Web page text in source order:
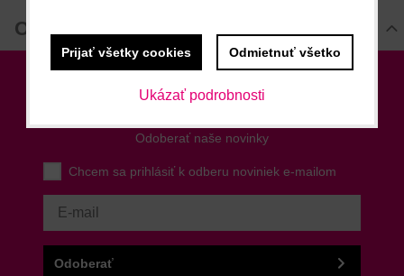
Zatiaľ nie sú žiadne komentáre! Buďte prvý!
Otázka k produktu
Nová otázka k produktu
Newsletter
Odoberať naše novinky
Chcem sa prihlásiť k odberu noviniek e-mailom
Odoberať
Ukázať podrobnosti
Prijať všetky cookies Odmietnuť všetko